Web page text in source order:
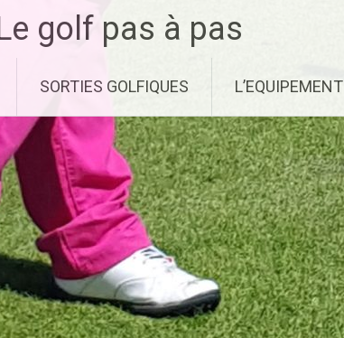
golf pas à pas
SORTIES GOLFIQUES L’EQUIPEMENT